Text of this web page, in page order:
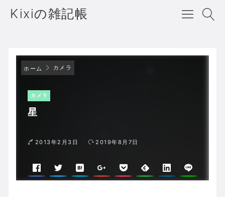
Kixiの雑記帳
ホーム カメラ
カメラ
星
2013年2月3日 2019年8月7日